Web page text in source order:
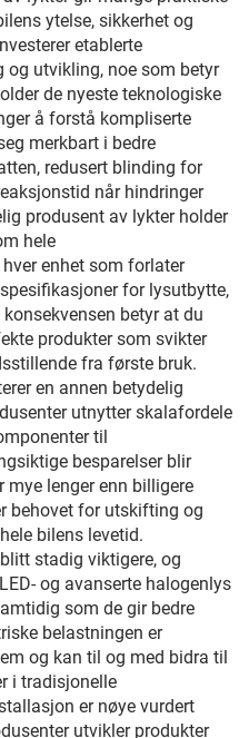
ytelse, sikkerhet og
etablerte
utvikling, noe som betyr
de nyeste teknologiske
å forstå kompliserte
merkbart i bedre
redusert blinding for
når hindringer
produsent av lykter holder
hele
enhet som forlater
for lysutbytte,
betyr at du
produkter som svikter
fra første bruk.
en annen betydelig
utnytter skalafordele
til
besparelser blir
mye lenger enn billigere
behovet for utskifting og
bilens levetid.
stadig viktigere, og
og avanserte halogenlys
som de gir bedre
belastningen er
og kan til og med bidra til
i tradisjonelle
er nøye vurdert
utvikler produkter